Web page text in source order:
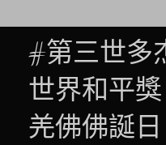
#第三世多
世界和平
羌佛佛誕